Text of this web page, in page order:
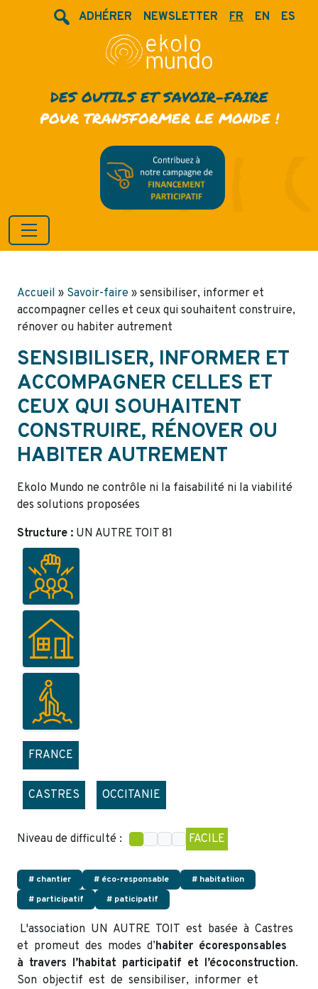
ADHÉRER NEWSLETTER FR EN ES
DES OUTILS ET SAVOIR-FAIRE
POUR TRANSFORMER LE MONDE !
Accueil » Savoir-faire » sensibiliser, informer et
accompagner celles et ceux qui souhaitent construire,
rénover ou habiter autrement
SENSIBILISER, INFORMER ET
ACCOMPAGNER CELLES ET
CEUX QUI SOUHAITENT
CONSTRUIRE, RÉNOVER OU
HABITER AUTREMENT
Ekolo Mundo ne contrôle ni la faisabilité ni la viabilité
des solutions proposées
Structure : UN AUTRE TOIT 81
FRANCE
CASTRES OCCITANIE
Niveau de difficulté : FACILE
# chantier # éco-responsable
# habitatiion
# participatif
# paticipatif
L'association UN AUTRE TOIT est basée à Castres
et promeut des modes d’habiter écoresponsables
à travers l’habitat participatif et l’écoconstruction.
Son objectif est de sensibiliser, informer et